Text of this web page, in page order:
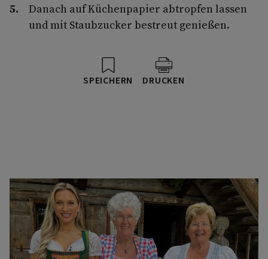
Danach auf Küchenpapier abtropfen lassen
und mit Staubzucker bestreut genießen.
SPEICHERN DRUCKEN